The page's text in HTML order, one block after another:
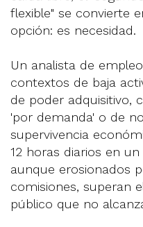
flexible" se convierte
opción: es necesidad.
Un analista de
contextos de baja
de poder adquisitivo,
'por demanda' o de
supervivencia
12 horas diarios en
aunque erosionados
comisiones, superan
público que no